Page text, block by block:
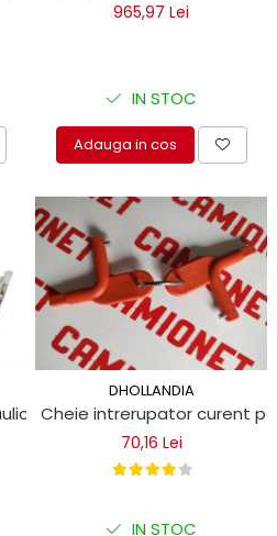
965,97 Lei
IN STOC
Adauga in cos
autoutilitare Dhollandia
DHOLLANDIA
Cheie intrerupator curent
70,16 Lei
IN STOC